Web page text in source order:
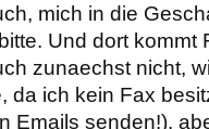
mich in die
Und dort kommt
zunaechst nicht,
da ich kein Fax
Emails senden!),